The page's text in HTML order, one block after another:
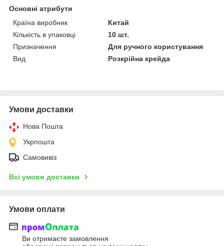
Основні атрибути
Країна виробник
Китай
Кількість в упаковці
10 шт.
Призначення
Для ручного користування
Вид
Розкрійна крейда
Умови доставки
Нова Пошта
Укрпошта
Самовивіз
Всі умови доставки
Умови оплати
Ви отримаєте замовлення